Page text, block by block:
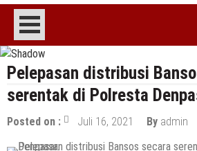
Pelepasan distribusi
serentak di Polresta
Posted on : Juli 16, 2021 By admin